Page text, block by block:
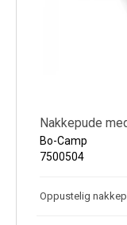
Nakkepude
Bo-Camp
7500504
Oppustelig